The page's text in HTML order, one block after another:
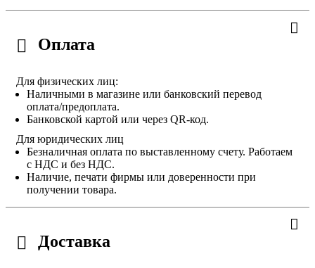
Оплата
Для физических лиц:
Наличными в магазине или банковский перевод
оплата/предоплата.
Банковской картой или через QR-код.
Для юридических лиц
Безналичная оплата по выставленному счету. Работаем
с НДС и без НДС.
Наличие, печати фирмы или доверенности при
получении товара.
Доставка